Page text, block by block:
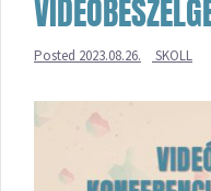
Posted 2023.08.26. SKOLL